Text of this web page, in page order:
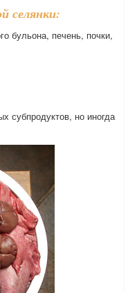
селянки:
бульона, печень, почки,
субпродуктов, но иногда